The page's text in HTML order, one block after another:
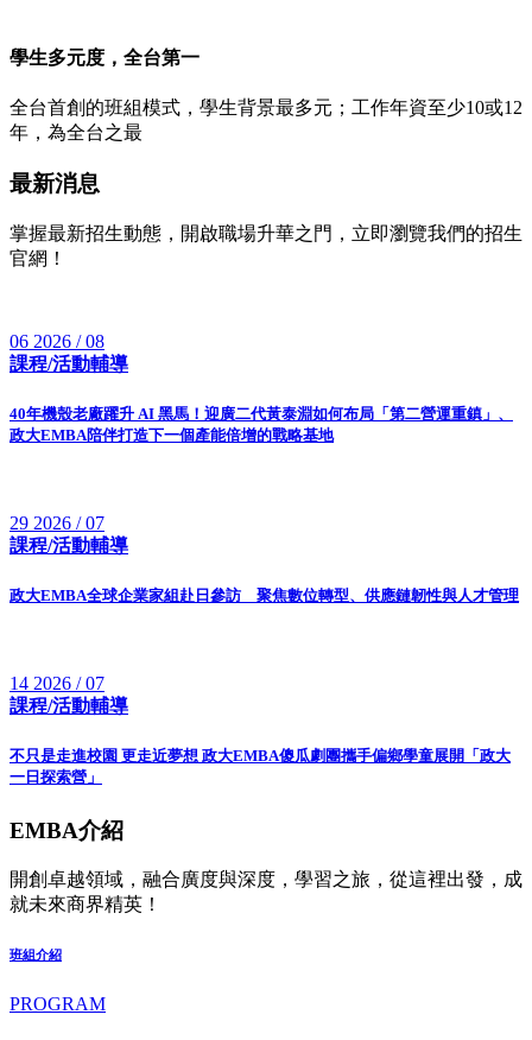
學生多元度，全台第一
全台首創的班組模式，學生背景最多元；工作年資至少10或12
年，為全台之最
最新消息
掌握最新招生動態，開啟職場升華之門，立即瀏覽我們的招生
官網！
06 2026 / 08
課程/活動輔導
40年機殼老廠躍升 AI 黑馬！迎廣二代黃泰淵如何布局「第二營運重鎮」、
政大EMBA陪伴打造下一個產能倍增的戰略基地
29 2026 / 07
課程/活動輔導
政大EMBA全球企業家組赴日參訪 聚焦數位轉型、供應鏈韌性與人才管理
14 2026 / 07
課程/活動輔導
不只是走進校園 更走近夢想 政大EMBA傻瓜劇團攜手偏鄉學童展開「政大
一日探索營」
EMBA介紹
開創卓越領域，融合廣度與深度，學習之旅，從這裡出發，成
就未來商界精英！
班組介紹
PROGRAM